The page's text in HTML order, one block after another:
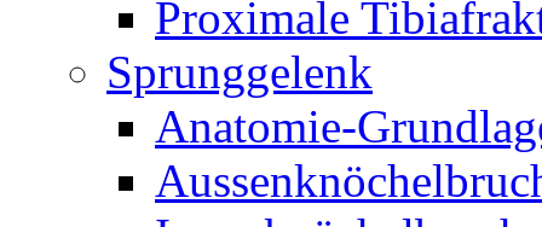
Proximale
Sprunggelenk
Anatomie-